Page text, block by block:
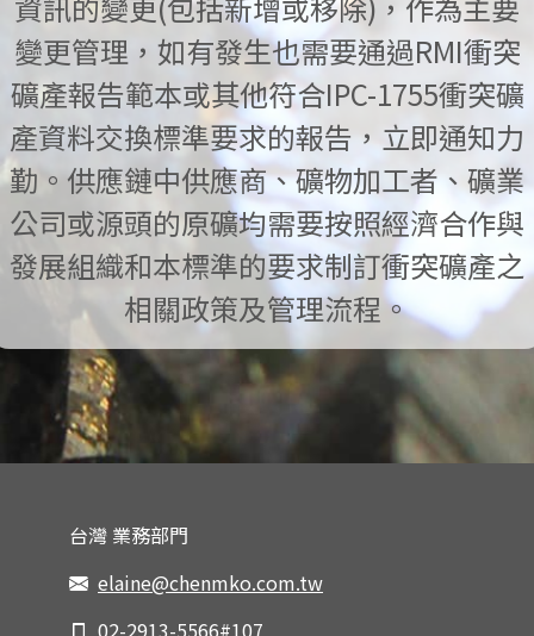
變更管理，如有發生也需要通過RMI衝突
礦產報告範本或其他符合IPC-1755衝突礦
產資料交換標準要求的報告，立即通知力
勤。供應鏈中供應商、礦物加工者、礦業
公司或源頭的原礦均需要按照經濟合作與
發展組織和本標準的要求制訂衝突礦產之
相關政策及管理流程。
台灣 業務部門
elaine@chenmko.com.tw
02-2913-5566#107